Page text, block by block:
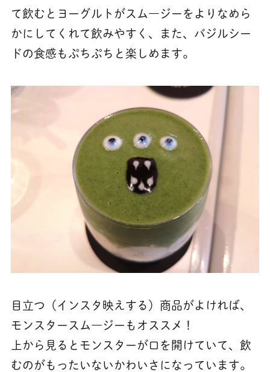
て飲むとヨーグルトがスム―ジーをよりなめら
かにしてくれて飲みやすく、また、バジルシー
ドの食感もぷちぷちと楽しめます。
目立つ（インスタ映えする）商品がよければ、
モンスタースム―ジーもオススメ！
上から見るとモンスターが口を開けていて、飲
むのがもったいないかわいさになっています。